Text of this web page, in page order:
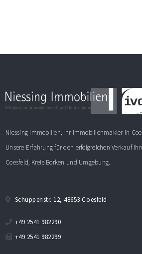
Niessing Immobilien, Ihr Immobilienmakler in
Unsere Erfahrung für den erfolgreichen Verkauf
Coesfeld, Kreis Borken und Umgebung.
Schüppenstr. 12, 48653 Coesfeld
+49 2541 982290
+49 2541 982299